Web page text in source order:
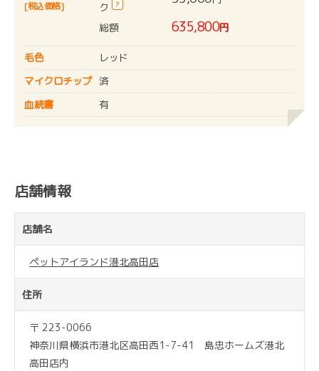
[税込価格]
ク
?
総額 635,800円
毛色
レッド
マイクロチップ 済
血統書
有
店舗情報
店舗名
ペットアイランド港北高田店
住所
〒 223-0066
神奈川県横浜市港北区高田西1-7-41 島忠ホームズ港北
高田店内